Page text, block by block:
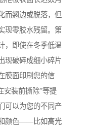
而翘边或脱落，但
现零胶水残留。第
，即使在冬季低温
现破碎成细小碎片
膜面印刷您的信
安装前撕除”等提
可以为您的不同产
颜色——比如高光